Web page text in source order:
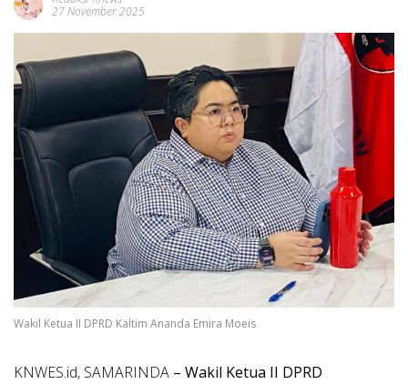
27 November 2025
Wakil Ketua II DPRD Kaltim Ananda Emira Moeis
KNWES.id, SAMARINDA – Wakil Ketua II DPRD